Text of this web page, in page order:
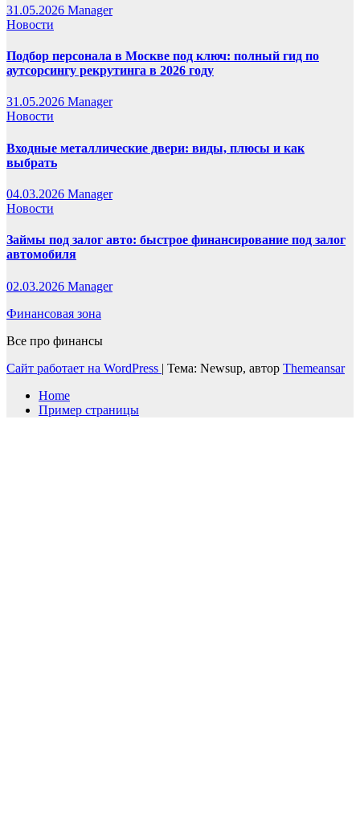
31.05.2026 Manager
Новости
Подбор персонала в Москве под ключ: полный гид по
аутсорсингу рекрутинга в 2026 году
31.05.2026 Manager
Новости
Входные металлические двери: виды, плюсы и как
выбрать
04.03.2026 Manager
Новости
Займы под залог авто: быстрое финансирование под залог
автомобиля
02.03.2026 Manager
Финансовая зона
Все про финансы
Сайт работает на WordPress | Тема: Newsup, автор Themeansar
Home
Пример страницы